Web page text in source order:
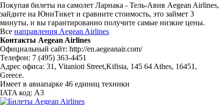
Покупая билеты на самолет Ларнака - Тель-Авив Aegean Airlines,
зайдите на ЮниТикет и сравните стоимость, это займет 3
минуты, и вы гарантированно получите самые низкие цены.
Все направления Aegean Airlines
Контакты Aegean Airlines
Официальный сайт: http://en.aegeanair.com/
Телефон: 7 (495) 363-4451
Адрес офиса: 31, Vitanioti Street,Kifisia, 145 64 Athes, 16451,
Greece.
Имеет в авиапарке 46 единиц техники
IATA код: A3